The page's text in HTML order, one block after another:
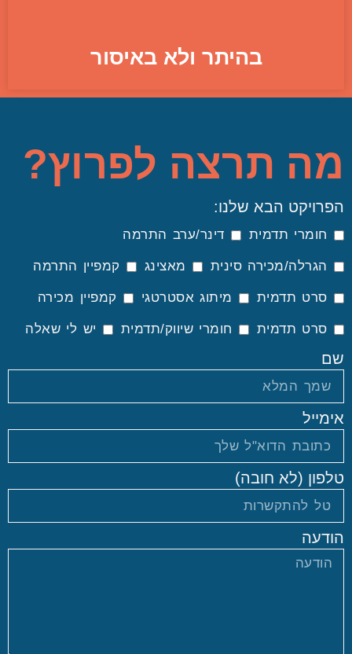
בהיתר ולא באיסור
מה תרצה לפרוץ?
הפרויקט הבא שלנו:
חומרי תדמית דינר/ערב התרמה
הגרלה/מכירה סינית מאצינג קמפיין התרמה
סרט תדמית מיתוג אסטרטגי קמפיין מכירה
סרט תדמית חומרי שיווק/תדמית יש לי שאלה
שם
אימייל
טלפון (לא חובה)
הודעה